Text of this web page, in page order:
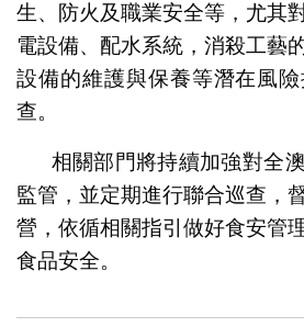
生、防火及職業安全等，尤其
電設備、配水系統，消殺工藝
設備的維護與保養等潛在風
查。
相關部門將持續加強對全
監管，並定期進行聯合巡查，
營，依循相關指引做好食安管
食品安全。